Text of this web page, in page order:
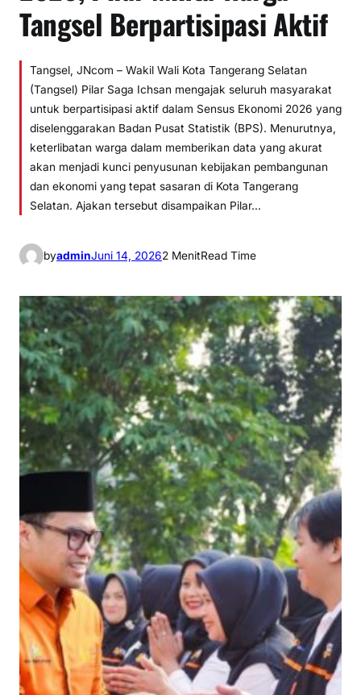
Tangsel Berpartisipasi Aktif
Tangsel, JNcom – Wakil Wali Kota Tangerang Selatan
(Tangsel) Pilar Saga Ichsan mengajak seluruh masyarakat
untuk berpartisipasi aktif dalam Sensus Ekonomi 2026 yang
diselenggarakan Badan Pusat Statistik (BPS). Menurutnya,
keterlibatan warga dalam memberikan data yang akurat
akan menjadi kunci penyusunan kebijakan pembangunan
dan ekonomi yang tepat sasaran di Kota Tangerang
Selatan. Ajakan tersebut disampaikan Pilar…
byadminJuni 14, 20262 MenitRead Time